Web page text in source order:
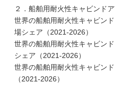
２．船舶用耐火性キャビンド
世界の船舶用耐火性キャビン
場シェア（2021-2026）
世界の船舶用耐火性キャビン
シェア（2021-2026）
世界の船舶用耐火性キャビン
（2021-2026）